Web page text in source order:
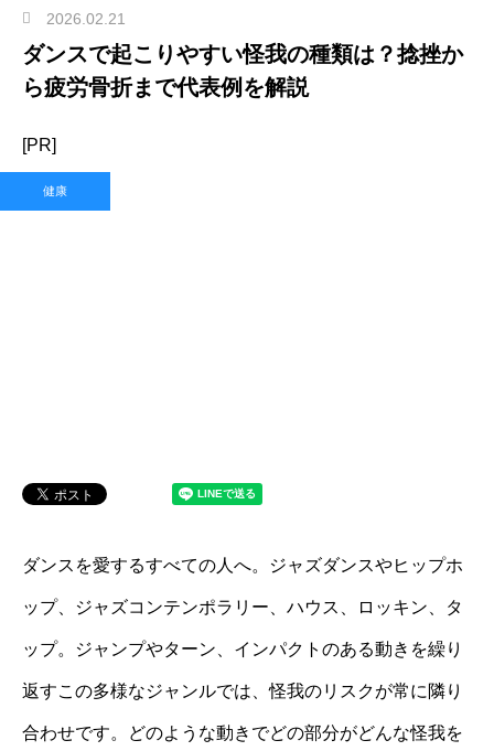
2026.02.21
ダンスで起こりやすい怪我の種類は？捻挫か
ら疲労骨折まで代表例を解説
[PR]
健康
ダンスを愛するすべての人へ。ジャズダンスやヒップホ
ップ、ジャズコンテンポラリー、ハウス、ロッキン、タ
ップ。ジャンプやターン、インパクトのある動きを繰り
返すこの多様なジャンルでは、怪我のリスクが常に隣り
合わせです。どのような動きでどの部分がどんな怪我を